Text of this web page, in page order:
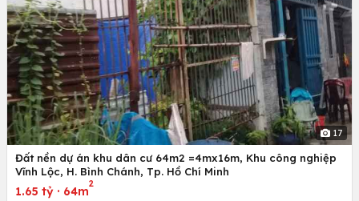
17
Đất nền dự án khu dân cư 64m2 =4mx16m, Khu công nghiệp
Vĩnh Lộc, H. Bình Chánh, Tp. Hồ Chí Minh
1.65 tỷ · 64m
2